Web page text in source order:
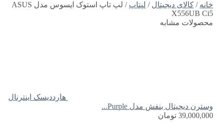
خانه / کالای دیجیتال / لپتاپ
/ لپ تاپ استوک ایسوس مدل ASUS
X556UB Ci5
محصولات مشابه
هارددیسک اینترنال
وسترن دیجیتال بنفش مدل Purple...
39,000,000 تومان